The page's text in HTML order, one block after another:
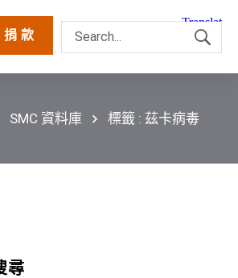
捐 款
SMC 資料庫 標籤 : 茲卡病毒
尋